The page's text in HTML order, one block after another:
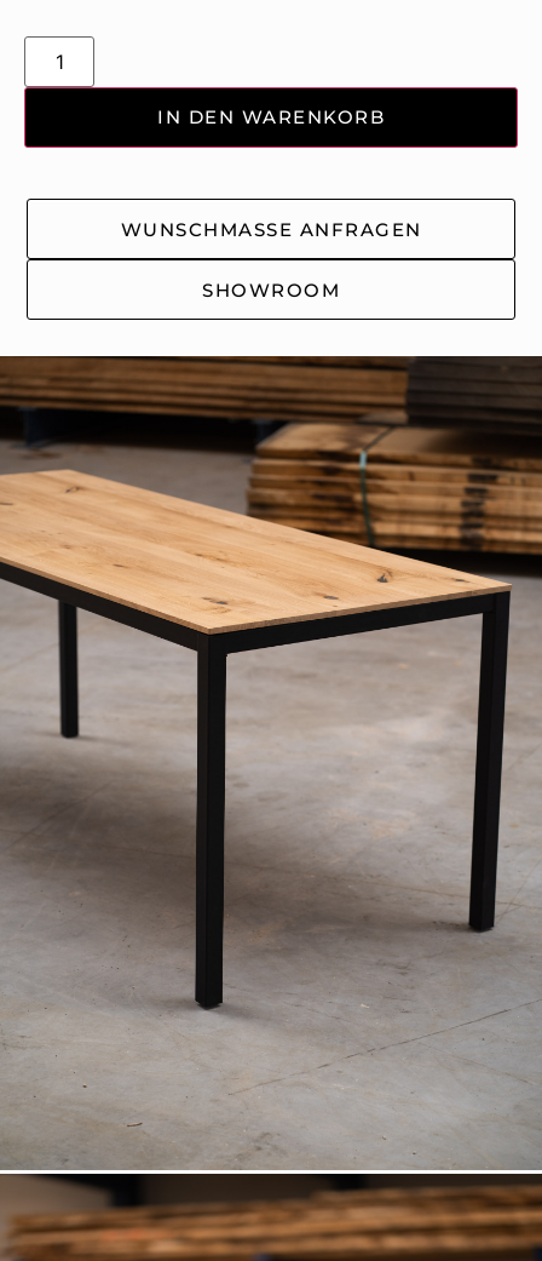
IN DEN WARENKORB
WUNSCHMASSE ANFRAGEN
SHOWROOM